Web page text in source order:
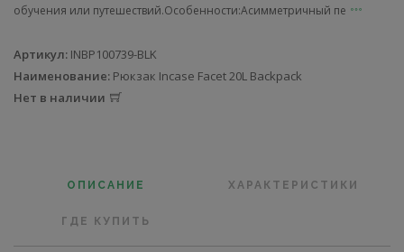
обучения или путешествий.Особенности:Асимметричный пе
Артикул: INBP100739-BLK
Наименование: Рюкзак Incase Facet 20L Backpack
Нет в наличии
ОПИСАНИЕ ХАРАКТЕРИСТИКИ
ГДЕ КУПИТЬ